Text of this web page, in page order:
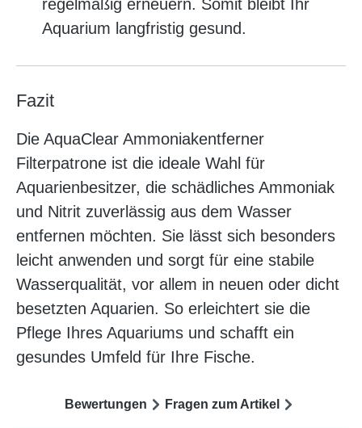
regelmäßig erneuern. Somit bleibt Ihr
Aquarium langfristig gesund.
Fazit
Die AquaClear Ammoniakentferner
Filterpatrone ist die ideale Wahl für
Aquarienbesitzer, die schädliches Ammoniak
und Nitrit zuverlässig aus dem Wasser
entfernen möchten. Sie lässt sich besonders
leicht anwenden und sorgt für eine stabile
Wasserqualität, vor allem in neuen oder dicht
besetzten Aquarien. So erleichtert sie die
Pflege Ihres Aquariums und schafft ein
gesundes Umfeld für Ihre Fische.
Bewertungen Fragen zum Artikel